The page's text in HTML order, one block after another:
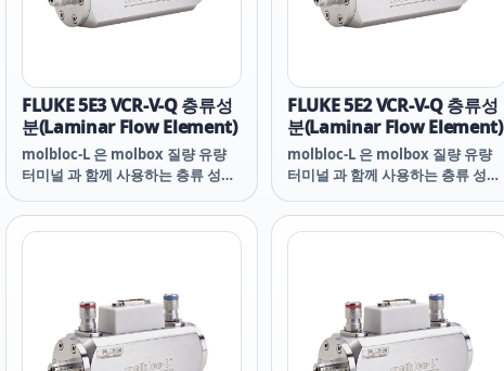
FLUKE 5E3 VCR-V-Q 층류성
분(Laminar Flow Element)
molbloc-L 은 molbox 질량 유량
터미널 과 함께 사용하는 층류 성분
Molbloc 의 유량 경로는 피스톤과
molbloc 몸체에 딱 맞는 동심원 구
molbloc 범위를 얻습니다. 고유량
범위 (1E4 이상)을 위해서는 대형
molbloc 몸체와 대형 동심원 bore
를 사용합니다.
FLUKE 5E2 VCR-V-Q 층류성
분(Laminar Flow Element)
molbloc-L 은 molbox 질량 유량
터미널 과 함께 사용하는 층류 성분
Molbloc 의 유량 경로는 피스톤과
molbloc 몸체에 딱 맞는 동심원 구
molbloc 범위를 얻습니다. 고유량
범위 (1E4 이상)을 위해서는 대형
molbloc 몸체와 대형 동심원 bore
를 사용합니다.